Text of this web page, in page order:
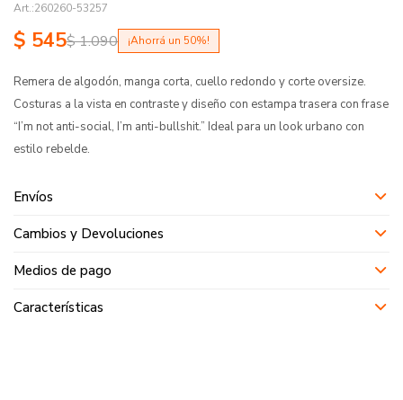
260260-53257
$ 545$1.090 50
Remera de algodón, manga corta, cuello redondo y corte oversize.
Costuras a la vista en contraste y diseño con estampa trasera con frase
“I’m not anti-social, I’m anti-bullshit.” Ideal para un look urbano con
estilo rebelde.
Envíos
Cambios y Devoluciones
Medios de pago
Características